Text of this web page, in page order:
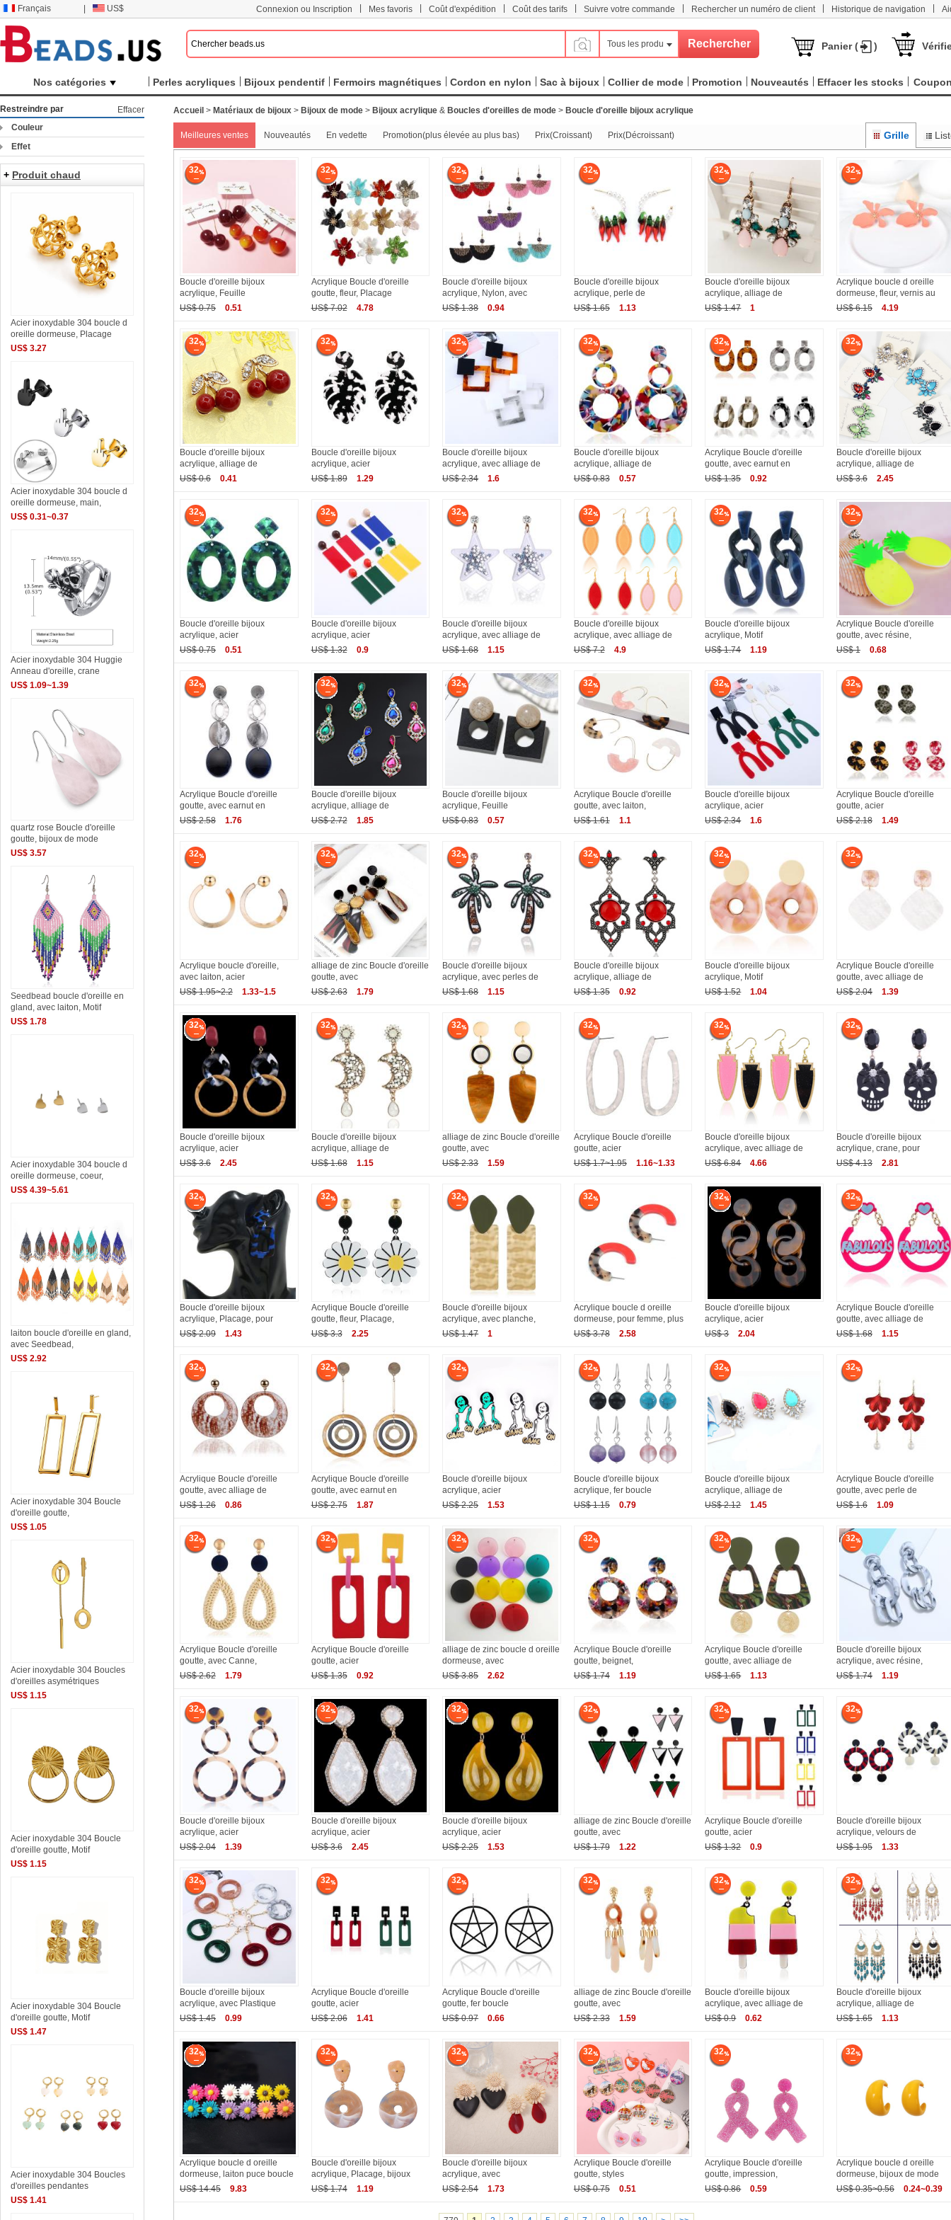
Français US$ Connexion ou Inscription Mes favoris Coût d'expédition Coût des tarifs Suivre votre commande Rechercher un numéro de client Historique de navigation
Tous les produits Panier ( )
Nos catégories Perles acryliques Bijoux pendentif Fermoirs magnétiques Cordon en nylon Sac à bijoux Collier de mode Promotion Nouveautés Effacer les stocks
Accueil > Matériaux de bijoux> Bijoux de mode> Bijoux acrylique& Boucles d'oreilles de mode> Boucle d'oreille bijoux acrylique
Meilleures ventes Nouveautés En vedette Promotion(plus élevée au plus bas) Prix(Croissant) Prix(Décroissant) Grille
32
Boucle d'oreille bijoux
acrylique, Feuille
US$ 0.75
0.51
32
Acrylique Boucle d'oreille
goutte, fleur, Placage
US$ 7.02
4.78
32
Boucle d'oreille bijoux
acrylique, Nylon, avec
US$ 1.38
0.94
32
Boucle d'oreille bijoux
acrylique, perle de
US$ 1.65
1.13
32
Boucle d'oreille bijoux
acrylique, alliage de
US$ 1.47
1
32
Acrylique boucle d oreille
dormeuse, fleur, vernis au
US$ 6.15
4.19
32
Boucle d'oreille bijoux
acrylique, alliage de
US$ 0.6
0.41
32
Boucle d'oreille bijoux
acrylique, acier
US$ 1.89
1.29
32
Boucle d'oreille bijoux
acrylique, avec alliage de
US$ 2.34
1.6
32
Boucle d'oreille bijoux
acrylique, alliage de
US$ 0.83
0.57
32
Acrylique Boucle d'oreille
goutte, avec earnut en
US$ 1.35
0.92
32
Boucle d'oreille bijoux
acrylique, alliage de
US$ 3.6
2.45
32
Boucle d'oreille bijoux
acrylique, acier
US$ 0.75
0.51
32
Boucle d'oreille bijoux
acrylique, acier
US$ 1.32
0.9
32
Boucle d'oreille bijoux
acrylique, avec alliage de
US$ 1.68
1.15
32
Boucle d'oreille bijoux
acrylique, avec alliage de
US$ 7.2
4.9
32
Boucle d'oreille bijoux
acrylique, Motif
US$ 1.74
1.19
32
Acrylique Boucle d'oreille
goutte, avec résine,
US$ 1
0.68
32
Acrylique Boucle d'oreille
goutte, avec earnut en
US$ 2.58
1.76
32
Boucle d'oreille bijoux
acrylique, alliage de
US$ 2.72
1.85
32
Boucle d'oreille bijoux
acrylique, Feuille
US$ 0.83
0.57
32
Acrylique Boucle d'oreille
goutte, avec laiton,
US$ 1.61
1.1
32
Boucle d'oreille bijoux
acrylique, acier
US$ 2.34
1.6
32
Acrylique Boucle d'oreille
goutte, acier
US$ 2.18
1.49
32
Acrylique boucle d'oreille,
avec laiton, acier
US$ 1.95~2.2
1.33~1.5
32
alliage de zinc Boucle d'oreille
goutte, avec
US$ 2.63
1.79
32
Boucle d'oreille bijoux
acrylique, avec perles de
US$ 1.68
1.15
32
Boucle d'oreille bijoux
acrylique, alliage de
US$ 1.35
0.92
32
Boucle d'oreille bijoux
acrylique, Motif
US$ 1.52
1.04
32
Acrylique Boucle d'oreille
goutte, avec alliage de
US$ 2.04
1.39
32
Boucle d'oreille bijoux
acrylique, acier
US$ 3.6
2.45
32
Boucle d'oreille bijoux
acrylique, alliage de
US$ 1.68
1.15
32
alliage de zinc Boucle d'oreille
goutte, avec
US$ 2.33
1.59
32
Acrylique Boucle d'oreille
goutte, acier
US$ 1.7~1.95
1.16~1.33
32
Boucle d'oreille bijoux
acrylique, avec alliage de
US$ 6.84
4.66
32
Boucle d'oreille bijoux
acrylique, crane, pour
US$ 4.13
2.81
32
Boucle d'oreille bijoux
acrylique, Placage, pour
US$ 2.09
1.43
32
Acrylique Boucle d'oreille
goutte, fleur, Placage,
US$ 3.3
2.25
32
Boucle d'oreille bijoux
acrylique, avec planche,
US$ 1.47
1
32
Acrylique boucle d oreille
dormeuse, pour femme, plus
US$ 3.78
2.58
32
Boucle d'oreille bijoux
acrylique, acier
US$ 3
2.04
32
Acrylique Boucle d'oreille
goutte, avec alliage de
US$ 1.68
1.15
32
Acrylique Boucle d'oreille
goutte, avec alliage de
US$ 1.26
0.86
32
Acrylique Boucle d'oreille
goutte, avec earnut en
US$ 2.75
1.87
32
Boucle d'oreille bijoux
acrylique, acier
US$ 2.25
1.53
32
Boucle d'oreille bijoux
acrylique, fer boucle
US$ 1.15
0.79
32
Boucle d'oreille bijoux
acrylique, alliage de
US$ 2.12
1.45
32
Acrylique Boucle d'oreille
goutte, avec perle de
US$ 1.6
1.09
32
Acrylique Boucle d'oreille
goutte, avec Canne,
US$ 2.62
1.79
32
Acrylique Boucle d'oreille
goutte, acier
US$ 1.35
0.92
32
alliage de zinc boucle d oreille
dormeuse, avec
US$ 3.85
2.62
32
Acrylique Boucle d'oreille
goutte, beignet,
US$ 1.74
1.19
32
Acrylique Boucle d'oreille
goutte, avec alliage de
US$ 1.65
1.13
32
Boucle d'oreille bijoux
acrylique, avec résine,
US$ 1.74
1.19
32
Boucle d'oreille bijoux
acrylique, acier
US$ 2.04
1.39
32
Boucle d'oreille bijoux
acrylique, acier
US$ 3.6
2.45
32
Boucle d'oreille bijoux
acrylique, acier
US$ 2.25
1.53
32
alliage de zinc Boucle d'oreille
goutte, avec
US$ 1.79
1.22
32
Acrylique Boucle d'oreille
goutte, acier
US$ 1.32
0.9
32
Boucle d'oreille bijoux
acrylique, velours de
US$ 1.95
1.33
32
Boucle d'oreille bijoux
acrylique, avec Plastique
US$ 1.45
0.99
32
Acrylique Boucle d'oreille
goutte, acier
US$ 2.06
1.41
32
Acrylique Boucle d'oreille
goutte, fer boucle
US$ 0.97
0.66
32
alliage de zinc Boucle d'oreille
goutte, avec
US$ 2.33
1.59
32
Boucle d'oreille bijoux
acrylique, avec alliage de
US$ 0.9
0.62
32
Boucle d'oreille bijoux
acrylique, alliage de
US$ 1.65
1.13
32
Acrylique boucle d oreille
dormeuse, laiton puce boucle
US$ 14.45
9.83
32
Boucle d'oreille bijoux
acrylique, Placage, bijoux
US$ 1.74
1.19
32
Boucle d'oreille bijoux
acrylique, avec
US$ 2.54
1.73
32
Acrylique Boucle d'oreille
goutte, styles
US$ 0.75
0.51
32
Acrylique Boucle d'oreille
goutte, impression,
US$ 0.86
0.59
32
Acrylique boucle d oreille
dormeuse, bijoux de mode
US$ 0.35~0.56
0.24~0.39
Restreindre par
Effacer
Couleur
Effet
+ Produit chaud
Acier inoxydable 304 boucle d
oreille dormeuse, Placage
US$ 3.27
Acier inoxydable 304 boucle d
oreille dormeuse, main,
US$ 0.31~0.37
Acier inoxydable 304 Huggie
Anneau d'oreille, crane
US$ 1.09~1.39
quartz rose Boucle d'oreille
goutte, bijoux de mode
US$ 3.57
Seedbead boucle d'oreille en
gland, avec laiton, Motif
US$ 1.78
Acier inoxydable 304 boucle d
oreille dormeuse, coeur,
US$ 4.39~5.61
laiton boucle d'oreille en gland,
avec Seedbead,
US$ 2.92
Acier inoxydable 304 Boucle
d'oreille goutte,
US$ 1.05
Acier inoxydable 304 Boucles
d'oreilles asymétriques
US$ 1.15
Acier inoxydable 304 Boucle
d'oreille goutte, Motif
US$ 1.15
Acier inoxydable 304 Boucle
d'oreille goutte, Motif
US$ 1.47
Acier inoxydable 304 Boucles
d'oreilles pendantes
US$ 1.41